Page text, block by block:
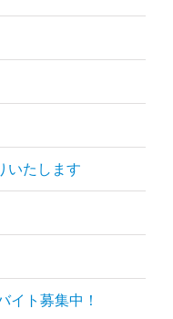
いたします
イト募集中！